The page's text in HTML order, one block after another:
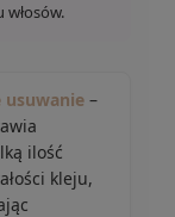
usuwanie–
ilość
kleju,